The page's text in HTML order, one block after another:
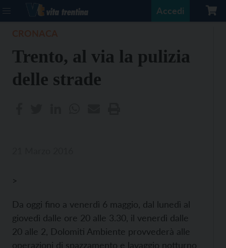
Accedi
Trento, al via la pulizia
delle strade
>
Da oggi fino a venerdì 6 maggio, dal lunedì al
giovedì dalle ore 20 alle 3.30, il venerdì dalle
20 alle 2, Dolomiti Ambiente provvederà alle
operazioni di spazzamento e lavaggio notturno